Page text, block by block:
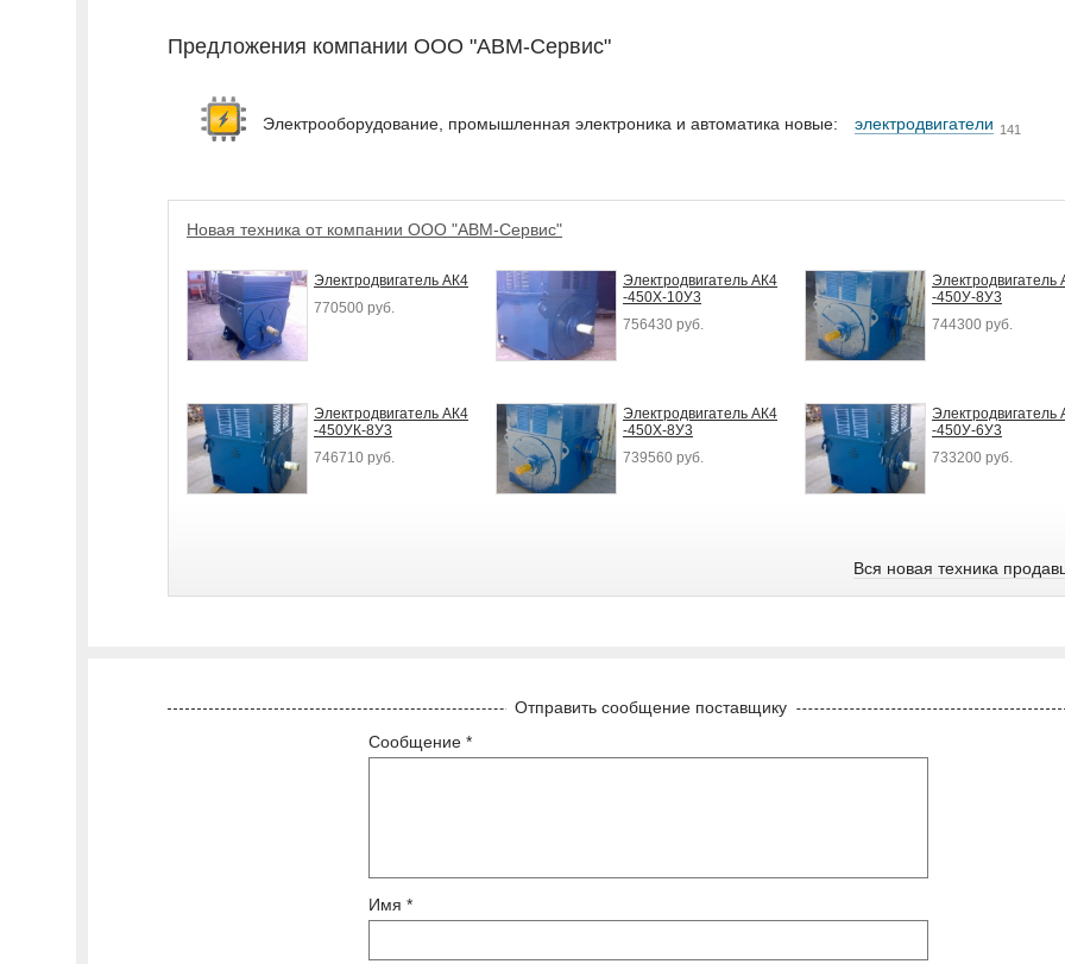
Предложения компании ООО "АВМ-Сервис"
Электрооборудование, промышленная электроника и автоматика новые: электродвигатели 141
Новая техника от компании ООО "АВМ-Сервис"
Электродвигатель АК4
770500 руб.
Электродвигатель АК4
-450Х-10У3
756430 руб.
Электродвигатель
-450У-8У3
744300 руб.
Электродвигатель АК4
-450УК-8У3
746710 руб.
Электродвигатель АК4
-450Х-8У3
739560 руб.
Электродвигатель
-450У-6У3
733200 руб.
Вся новая техника
Отправить сообщение поставщику
Сообщение *
Имя *